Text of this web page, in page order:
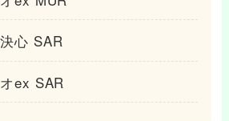
心 SAR
ex SAR